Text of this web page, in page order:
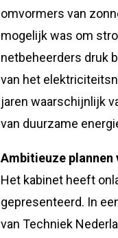
omvormers van
mogelijk was om
netbeheerders druk
van het
jaren waarschijnlijk
van duurzame
Ambitieuze plannen
Het kabinet heeft
gepresenteerd. In
van Techniek